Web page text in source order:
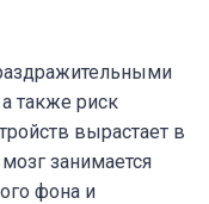
также риск
вырастает в
занимается
фона и